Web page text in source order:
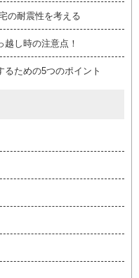
の耐震性を考える
し時の注意点！
るための5つのポイント